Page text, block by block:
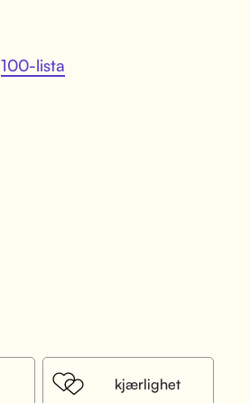
100-lista
kjærlighet